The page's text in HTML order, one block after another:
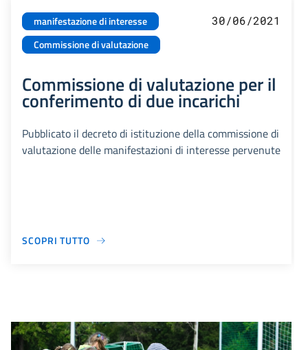
manifestazione di interesse
Commissione di valutazione
30/06/2021
Commissione di valutazione per il
conferimento di due incarichi
Pubblicato il decreto di istituzione della commissione di
valutazione delle manifestazioni di interesse pervenute
SCOPRI TUTTO